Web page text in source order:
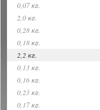
0,07 кг.
2,0 кг.
0,28 кг.
0,18 кг.
2,2 кг.
0,13 кг.
0,16 кг.
0,23 кг.
0,17 кг.